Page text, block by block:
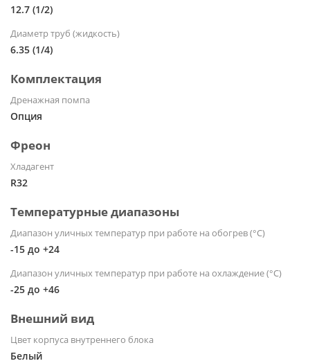
12.7 (1/2)
Диаметр труб (жидкость)
6.35 (1/4)
Комплектация
Дренажная помпа
Опция
Фреон
Хладагент
R32
Температурные диапазоны
Диапазон уличных температур при работе на обогрев (°С)
-15 до +24
Диапазон уличных температур при работе на охлаждение (°С)
-25 до +46
Внешний вид
Цвет корпуса внутреннего блока
Белый